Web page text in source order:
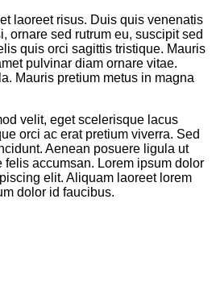
laoreet risus. Duis quis venenatis
ornare sed rutrum eu, suscipit sed
quis orci sagittis tristique. Mauris
pulvinar diam ornare vitae.
Mauris pretium metus in magna
velit, eget scelerisque lacus
orci ac erat pretium viverra. Sed
Aenean posuere ligula ut
felis accumsan. Lorem ipsum dolor
elit. Aliquam laoreet lorem
dolor id faucibus.